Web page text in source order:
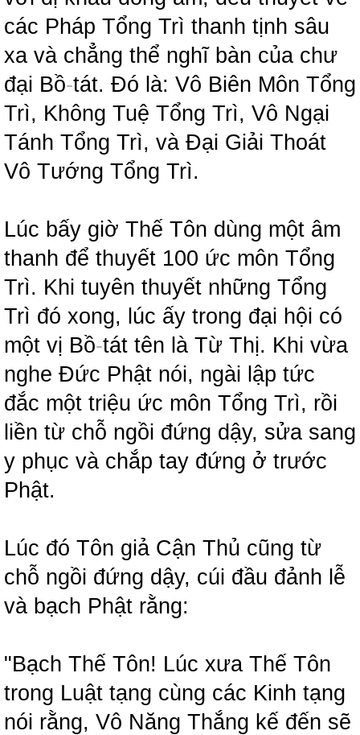
các Pháp Tổng Trì thanh tịnh sâu
xa và chẳng thể nghĩ bàn của chư
đại Bồ-tát. Đó là: Vô Biên Môn Tổng
Trì, Không Tuệ Tổng Trì, Vô Ngại
Tánh Tổng Trì, và Đại Giải Thoát
Vô Tướng Tổng Trì.
Lúc bấy giờ Thế Tôn dùng một âm
thanh để thuyết 100 ức môn Tổng
Trì. Khi tuyên thuyết những Tổng
Trì đó xong, lúc ấy trong đại hội có
một vị Bồ-tát tên là Từ Thị. Khi vừa
nghe Đức Phật nói, ngài lập tức
đắc một triệu ức môn Tổng Trì, rồi
liền từ chỗ ngồi đứng dậy, sửa sang
y phục và chắp tay đứng ở trước
Phật.
Lúc đó Tôn giả Cận Thủ cũng từ
chỗ ngồi đứng dậy, cúi đầu đảnh lễ
và bạch Phật rằng:
"Bạch Thế Tôn! Lúc xưa Thế Tôn
trong Luật tạng cùng các Kinh tạng
nói rằng, Vô Năng Thắng kế đến sẽ